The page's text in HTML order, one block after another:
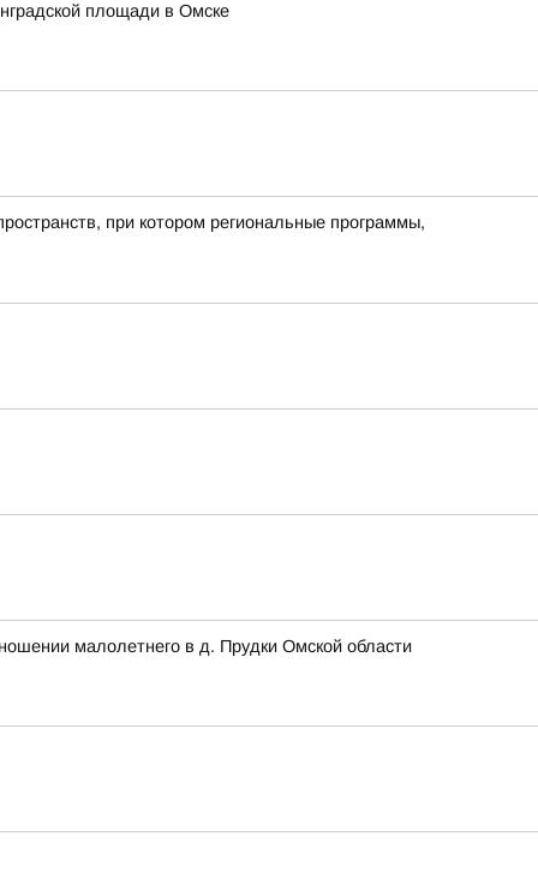
площади в Омске
при котором региональные программы,
малолетнего в д. Прудки Омской области